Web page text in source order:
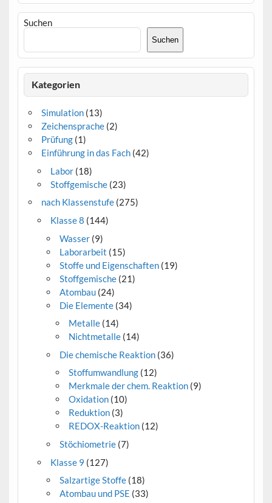
Suchen
Suchen
Kategorien
Simulation(13)
Zeichensprache(2)
Prüfung(1)
Einführung in das Fach(42)
Labor(18)
Stoffgemische(23)
nach Klassenstufe(275)
Klasse 8 (144)
Wasser (9)
Laborarbeit (15)
Stoffe und Eigenschaften (19)
Stoffgemische (21)
Atombau (24)
Die Elemente (34)
Metalle (14)
Nichtmetalle (14)
Die chemische Reaktion (36)
Stoffumwandlung (12)
Merkmale der chem. Reaktion (9)
Oxidation (10)
Reduktion (3)
REDOX-Reaktion (12)
Stöchiometrie (7)
Klasse 9 (127)
Salzartige Stoffe (18)
Atombau und PSE (33)